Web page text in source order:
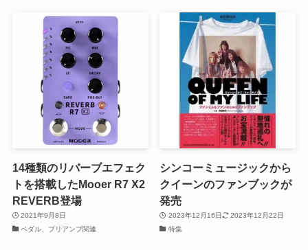
14種類のリバーブエフェク
トを搭載したMooer R7 X2
REVERB登場
2021年9月8日
ペダル、プリアンプ関連
シンコーミュージックから
クイーンのファンブックが
発売
2023年12月16日
2023年12月22日
特集